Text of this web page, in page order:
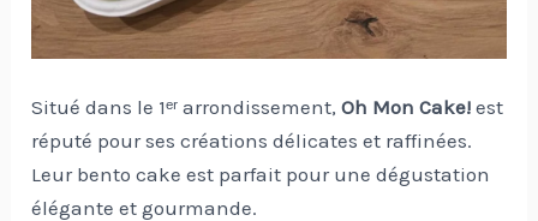
Situé dans le 1ᵉʳ arrondissement,Oh Mon Cake! est
réputé pour ses créations délicates et raffinées.
Leur bento cake est parfait pour une dégustation
élégante et gourmande.